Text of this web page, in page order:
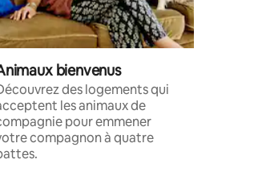
bienvenus
des logements qui
les animaux de
pour emmener
compagnon à quatre